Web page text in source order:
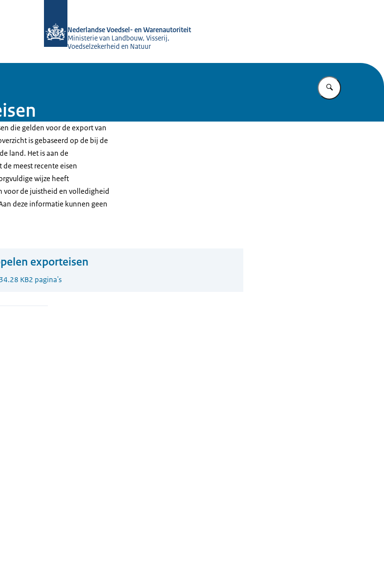
Nederlandse Voedsel- en Warenautoriteit
Ministerie van Landbouw, Visserij,
Voedselzekerheid en Natuur
Vul in wat u
die gelden voor de export van
is gebaseerd op de bij de
land. Het is aan de
meest recente eisen
wijze heeft
voor de juistheid en volledigheid
deze informatie kunnen geen
exporteisen
34.28 KB2 pagina's